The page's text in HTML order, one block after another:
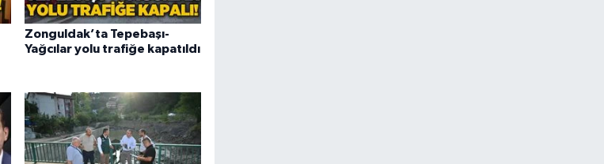
Zonguldak’ta Tepebaşı-
Yağcılar yolu trafiğe kapatıldı